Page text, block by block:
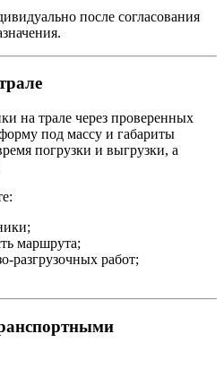
после согласования
на трале через проверенных
под массу и габариты
погрузки и выгрузки, а
маршрута;
разгрузочных работ;